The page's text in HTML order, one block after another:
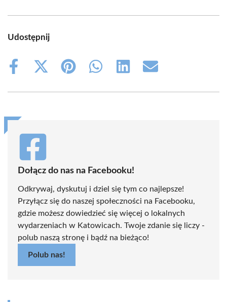
Udostępnij
Share
Share
(Twitter)
Share
Share
Share
Share
Dołącz do nas na Facebooku!
Odkrywaj, dyskutuj i dziel się tym co najlepsze!
Przyłącz się do naszej społeczności na Facebooku,
gdzie możesz dowiedzieć się więcej o lokalnych
wydarzeniach w Katowicach. Twoje zdanie się liczy -
polub naszą stronę i bądź na bieżąco!
Polub nas!